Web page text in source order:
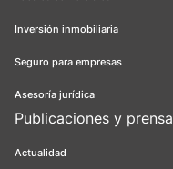
Inversión inmobiliaria
Seguro para empresas
Asesoría jurídica
Publicaciones y prensa
Actualidad